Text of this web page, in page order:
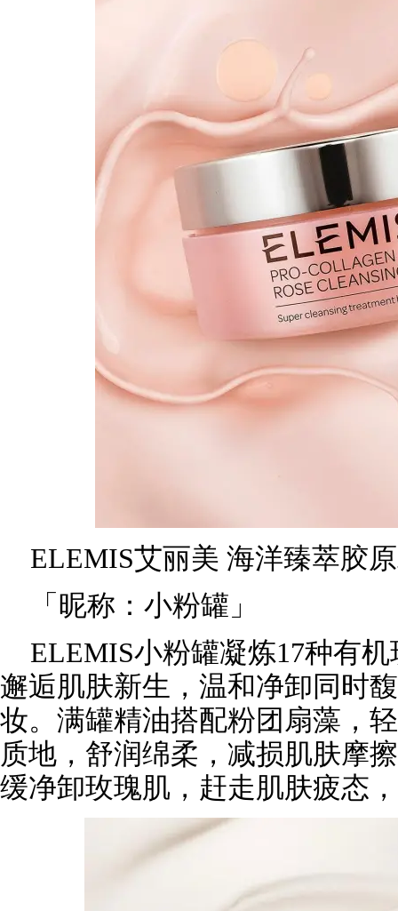
ELEMIS艾丽美 海洋臻萃胶
「昵称：小粉罐」
ELEMIS小粉罐凝炼17种有
邂逅肌肤新生，温和净卸同时
妆。满罐精油搭配粉团扇藻，
质地，舒润绵柔，减损肌肤摩
缓净卸玫瑰肌，赶走肌肤疲态